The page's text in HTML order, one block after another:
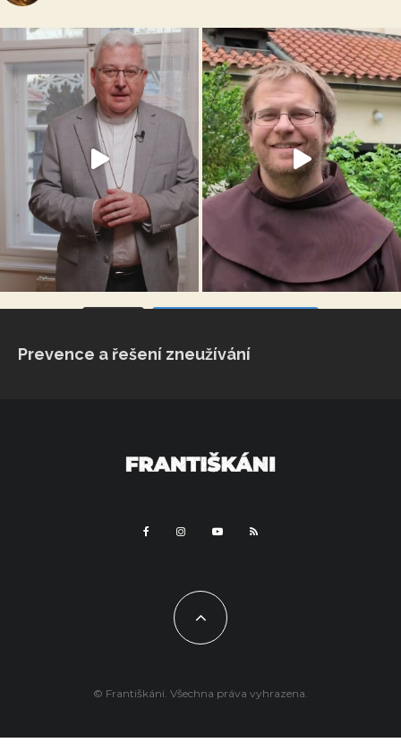
Prevence a řešení zneužívání
© Františkáni. Všechna práva vyhrazena.